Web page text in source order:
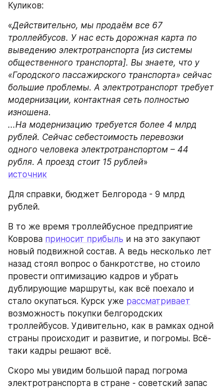
Куликов:
«Действительно, мы продаём все 67
троллейбусов. У нас есть дорожная карта по
выведению электротранспорта [из системы
общественного транспорта]. Вы знаете, что у
«Городского пассажирского транспорта» сейчас
большие проблемы. А электротранспорт требует
модернизации, контактная сеть полностью
изношена.
...На модернизацию требуется более 4 млрд
рублей. Сейчас себестоимость перевозки
одного человека электротранспортом – 44
рубля. А проезд стоит 15 рублей»
источник
Для справки, бюджет Белгорода - 9 млрд
рублей.
В то же время троллейбусное предприятие
Коврова приносит прибыль и на это закупают
новый подвижной состав. А ведь несколько лет
назад стоял вопрос о банкротстве, но стоило
провести оптимизацию кадров и убрать
дублирующие маршруты, как всё поехало и
стало окупаться. Курск уже рассматривает
возможность покупки белгородских
троллейбусов. Удивительно, как в рамках одной
страны происходит и развитие, и погромы. Всё-
таки кадры решают всё.
Скоро мы увидим большой парад погрома
электротранспорта в стране - советский запас